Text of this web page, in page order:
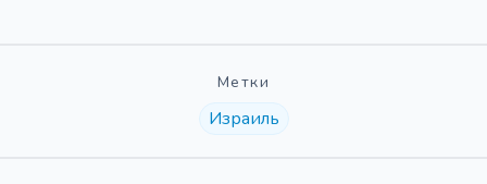
Метки
Израиль